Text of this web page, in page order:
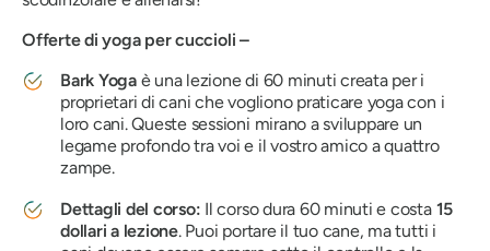
Offerte di yoga per cuccioli –
Bark Yogaè una lezione di 60 minuti creata per i
proprietari di cani che vogliono praticare yoga con i
loro cani. Queste sessioni mirano a sviluppare un
legame profondo tra voi e il vostro amico a quattro
zampe.
Dettagli del corso: Il corso dura 60 minuti e costa15
dollari a lezione. Puoi portare il tuo cane, ma tutti i